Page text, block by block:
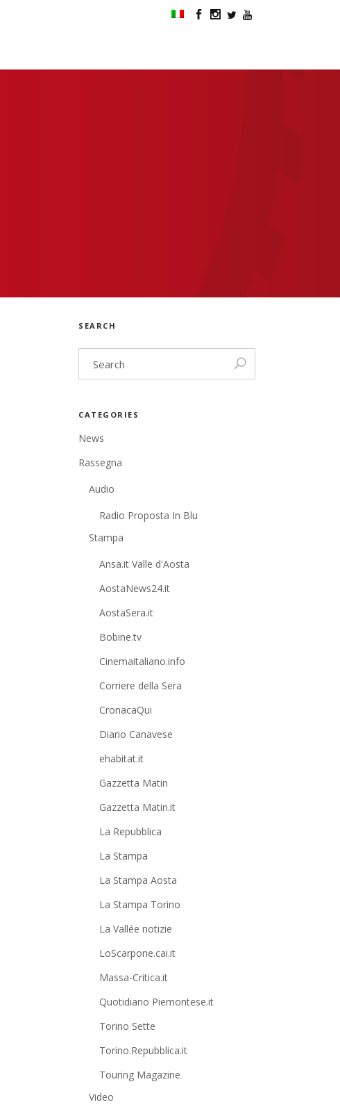
SEARCH
CATEGORIES
News
Rassegna
Audio
Radio Proposta In Blu
Stampa
Ansa.it Valle d'Aosta
AostaNews24.it
AostaSera.it
Bobine.tv
Cinemaitaliano.info
Corriere della Sera
CronacaQui
Diario Canavese
ehabitat.it
Gazzetta Matin
Gazzetta Matin.it
La Repubblica
La Stampa
La Stampa Aosta
La Stampa Torino
La Vallée notizie
LoScarpone.cai.it
Massa-Critica.it
Quotidiano Piemontese.it
Torino Sette
Torino.Repubblica.it
Touring Magazine
Video